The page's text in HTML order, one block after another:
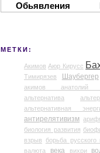
Обьявления
МЕТКИ:
Акимов Аюр Кирусс
Тимирязев
Шаубергер
акимов анатолий
альтернатива
альтернативная
антирелятивизм
биология развития
взрыв
борьба русского
валюта века вихри